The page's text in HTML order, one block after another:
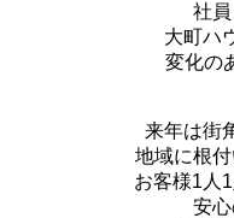
社員
大町ハ
変化の
来年は街
地域に根
お客様1人
安